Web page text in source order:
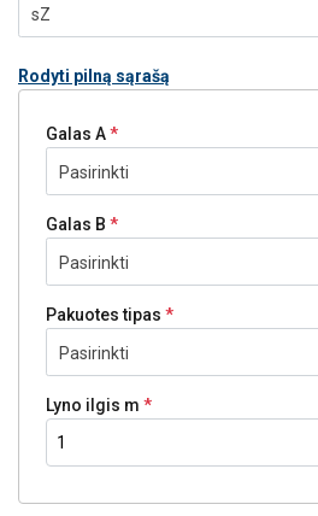
sZ
Rodyti pilną sąrašą
Galas A
Pasirinkti
Galas B
Pasirinkti
Pakuotes tipas
Pasirinkti
Lyno ilgis m